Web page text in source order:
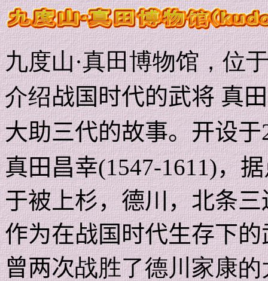
九度山·真田博物馆，位
介绍战国时代的武将 真
大助三代的故事。开设于
真田昌幸(1547-1611)，
于被上杉，德川，北条
作为在战国时代生存下
曾两次战胜了德川家康的